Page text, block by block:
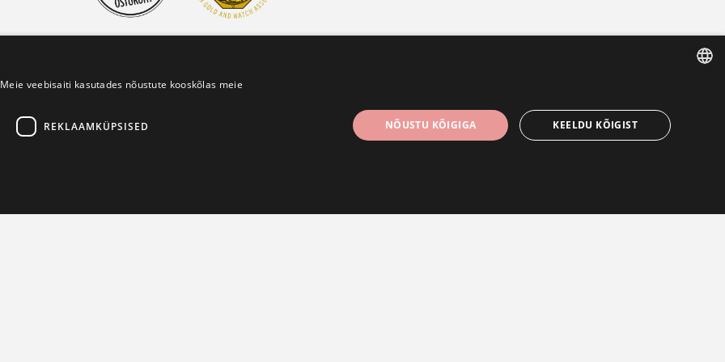
LIITU UUDISKIRJAGA
Tellimused
ENGLISH
veebisaiti kasutades nõustute kooskõlas meie
REKLAAMKÜPSISED NÕUSTU KÕIGIGA KEELDU KÕIGIST